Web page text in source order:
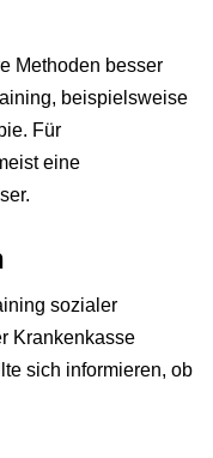
Methoden besser
beispielsweise
Für
eine
sozialer
Krankenkasse
sich informieren, ob